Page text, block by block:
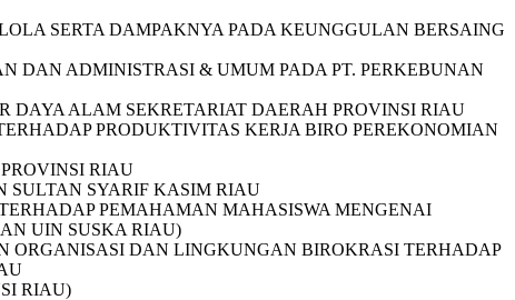
SERTA DAMPAKNYA PADA KEUNGGULAN BERSAING
DAN ADMINISTRASI & UMUM PADA PT. PERKEBUNAN
DAYA ALAM SEKRETARIAT DAERAH PROVINSI RIAU
PRODUKTIVITAS KERJA BIRO PEREKONOMIAN
RIAU
SULTAN SYARIF KASIM RIAU
PEMAHAMAN MAHASISWA MENGENAI
UIN SUSKA RIAU)
ORGANISASI DAN LINGKUNGAN BIROKRASI TERHADAP
RIAU)